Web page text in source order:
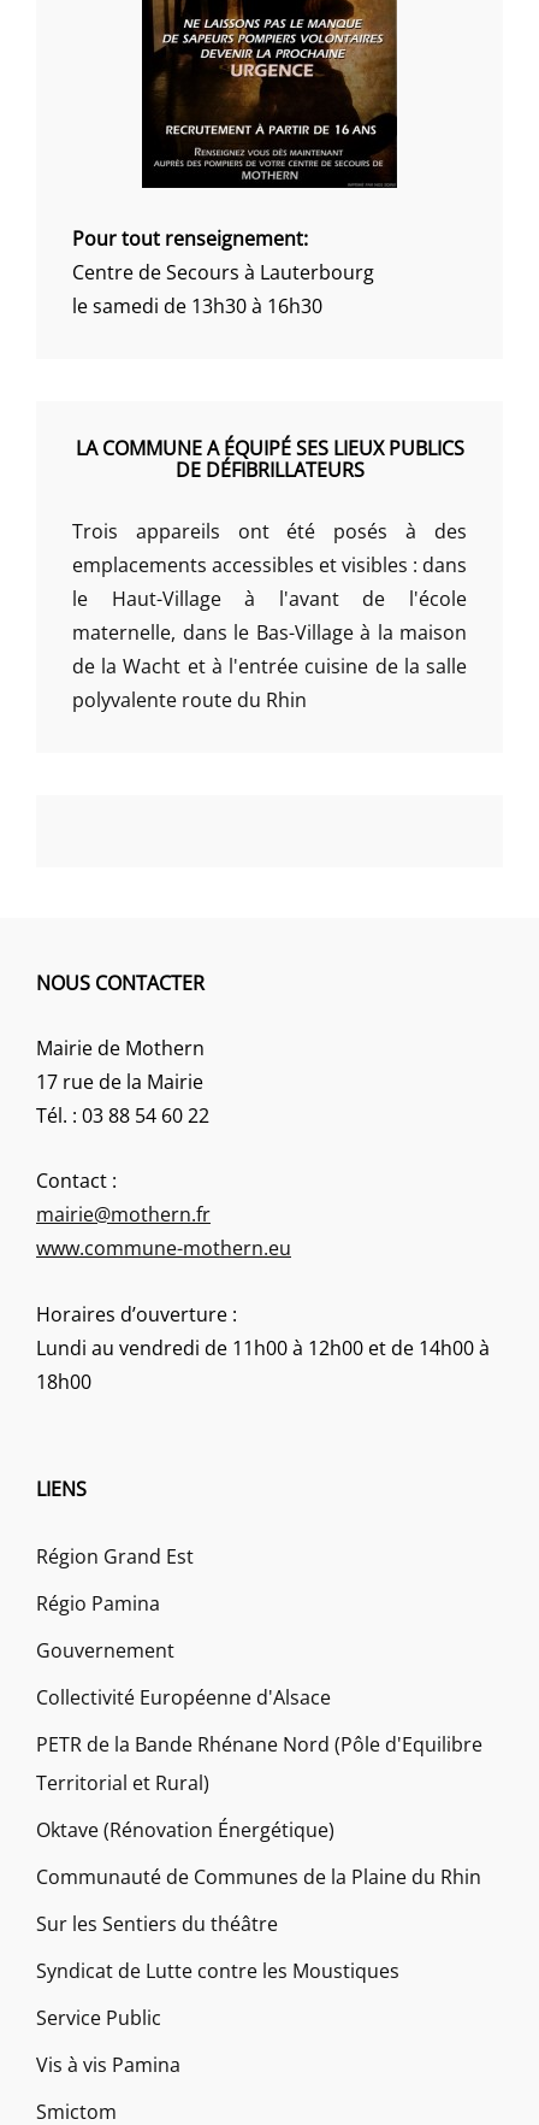
Pour tout renseignement:
Centre de Secours à Lauterbourg
le samedi de 13h30 à 16h30
LA COMMUNE A ÉQUIPÉ SES LIEUX PUBLICS
DE DÉFIBRILLATEURS
Trois appareils ont été posés à des
emplacements accessibles et visibles : dans
le Haut-Village à l'avant de l'école
maternelle, dans le Bas-Village à la maison
de la Wacht et à l'entrée cuisine de la salle
polyvalente route du Rhin
NOUS CONTACTER
Mairie de Mothern
17 rue de la Mairie
Tél. : 03 88 54 60 22
Contact :
mairie@mothern.fr
www.commune-mothern.eu
Horaires d’ouverture :
Lundi au vendredi de 11h00 à 12h00 et de 14h00 à
18h00
LIENS
Région Grand Est
Régio Pamina
Gouvernement
Collectivité Européenne d'Alsace
PETR de la Bande Rhénane Nord (Pôle d'Equilibre
Territorial et Rural)
Oktave (Rénovation Énergétique)
Communauté de Communes de la Plaine du Rhin
Sur les Sentiers du théâtre
Syndicat de Lutte contre les Moustiques
Service Public
Vis à vis Pamina
Smictom